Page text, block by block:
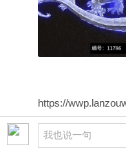
https://